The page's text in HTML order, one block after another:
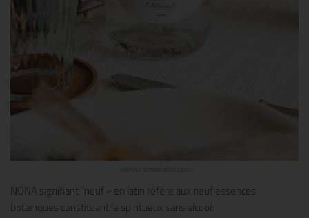
NONA signifiant “neuf » en latin réfère aux neuf essences
botaniques constituant le spiritueux sans alcool.